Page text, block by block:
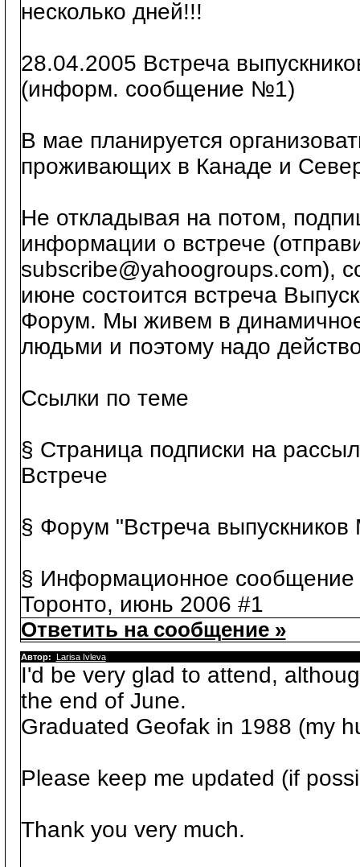
несколько дней!!!
28.04.2005 Встреча
(информ. сообщение №1)
В мае планируется
проживающих в Канаде и
Не откладывая на потом,
информации о встрече
subscribe@yahoogroups.com),
июне состоится встреча
Форум. Мы живем в
людьми и поэтому надо
Ссылки по теме
§ Страница подписки на
Встрече
§ Форум "Встреча
§ Информационное сообщение
Торонто, июнь 2006 #1
Ответить на сообщение »
Автор: Larisa Ivleva
I'd be very glad to attend,
the end of June.
Graduated Geofak in 1988 (my
Please keep me updated (if
Thank you very much.